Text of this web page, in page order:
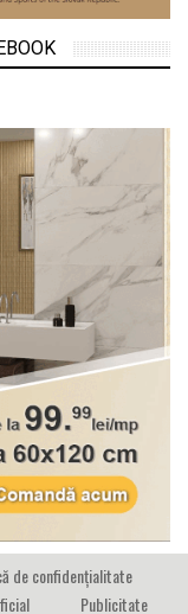
de confidențialitate
Publicitate